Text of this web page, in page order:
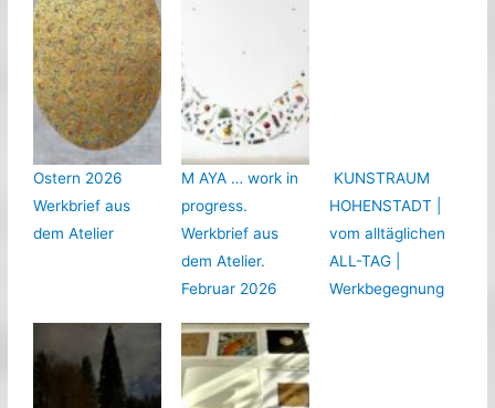
Ostern 2026
Werkbrief aus
dem Atelier
M AYA … work in
progress.
Werkbrief aus
dem Atelier.
Februar 2026
KUNSTRAUM
HOHENSTADT |
vom alltäglichen
ALL-TAG |
Werkbegegnung